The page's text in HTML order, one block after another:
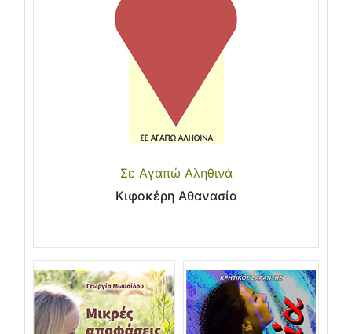
Σε Αγαπώ Αληθινά
Κιφοκέρη Αθανασία